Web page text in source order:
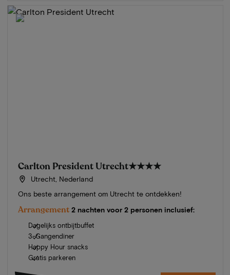
Carlton President Utrecht★★★★
Utrecht, Nederland
Ons beste arrangement om Utrecht te ontdekken!
Arrangement 2 nachten voor 2 personen inclusief:
Dagelijks ontbijtbuffet
3-Gangendiner
Happy Hour snacks
Gratis parkeren